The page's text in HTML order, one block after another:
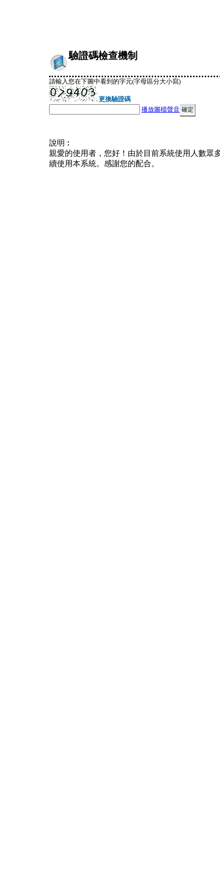
驗證碼檢查機制
請輸入您在下圖中看到的字元(字母區分大小寫)
更換驗證碼
播放圖檔聲音
說明︰
親愛的使用者，您好！由於目前系統使用人數眾
續使用本系統。感謝您的配合。